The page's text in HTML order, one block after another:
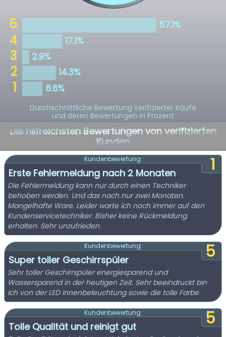
Durchschnittliche Bewertung verifizierter Käufe
und deren Bewertungen in Prozent
Die hilfreichsten Bewertungen von verifizierten
Kunden
1
Kundenbewertung:
Erste Fehlermeldung nach 2 Monaten
Die Fehlermeldung kann nur durch einen Techniker
behoben werden. Und das nach nur zwei Monaten.
Mangelhafte Ware. Leider warte ich noch immer auf den
Kundenservicetechniker. Bisher keine Rückmeldung
erhalten. Sehr unzufrieden.
5
Kundenbewertung:
Super toller Geschirrspüler
Sehr toller Geschirrspüler energiesparend und
Wassersparend in der heutigen Zeit. Sehr beeindruckt bin
ich von der LED Innenbeleuchtung sowie die tolle Farbe
5
Kundenbewertung:
Tolle Qualität und reinigt gut